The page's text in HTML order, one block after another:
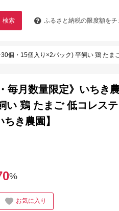
検索 ふるさと納税の限度額をチ
ック) 平飼い 鶏 たまご 低コレステロール 抗生物質
毎月数量限定》いちき
い 鶏 たまご 低コレス
き農園】
%
お気に入り